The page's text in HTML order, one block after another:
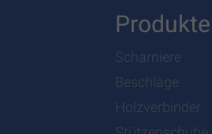
Produkte
Scharniere
Beschläge
Holzverbinder